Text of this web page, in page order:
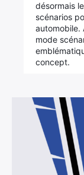
désormais
scénarios
automobile.
mode
concept.